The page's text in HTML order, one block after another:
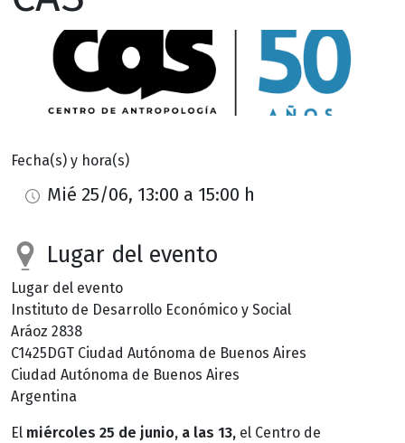
Fecha(s) y hora(s)
Mié 25/06, 13:00 a 15:00 h
Lugar del evento
Lugar del evento
Instituto de Desarrollo Económico y Social
Aráoz 2838
C1425DGT Ciudad Autónoma de Buenos Aires
Ciudad Autónoma de Buenos Aires
Argentina
El miércoles 25 de junio, a las 13, el Centro de